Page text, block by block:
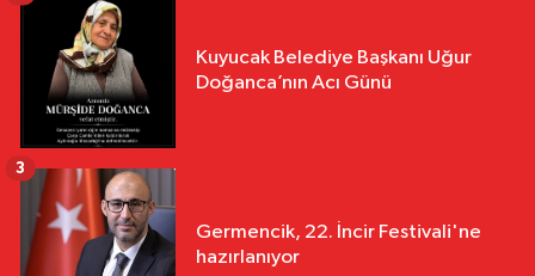
Kuyucak Belediye Başkanı Uğur
Doğanca’nın Acı Günü
Germencik, 22. İncir Festivali'ne
hazırlanıyor
3